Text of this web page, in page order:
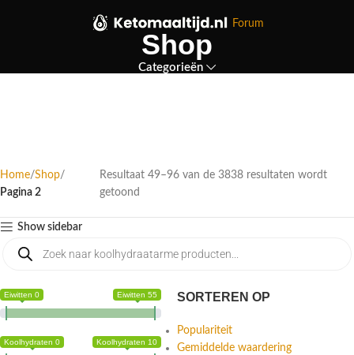
Forum
Shop
Categorieën
Home Shop
Pagina 2
Resultaat 49–96 van de 3838 resultaten wordt
getoond
Show sidebar
Eiwitten 0 Eiwitten 55
Koolhydraten 0 Koolhydraten 10
SORTEREN OP
Populariteit
Gemiddelde waardering